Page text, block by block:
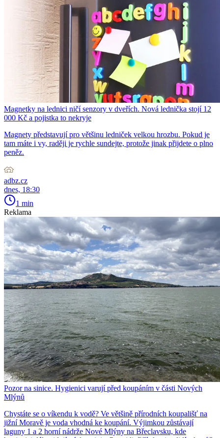
Magnetky na lednici ničí senzory v dveřích. Nová lednička stojí 12
000 Kč a pojistka to nekryje
Magnety představují pro většinu ledniček velkou hrozbu. Pokud je
tam máte i vy, raději je rychle sundejte, protože jinak přijdete o plno
peněz.
adbz.cz
dnes, 18:30
1 min
Reklama
Pozor na sinice. Hygienici varují před koupáním v části Nových
Mlýnů
Chystáte se o víkendu k vodě? Ve většině přírodních koupališť na
jižní Moravě je voda vhodná ke koupání. Výjimkou zůstávají
laguny 1 a 2 horní nádrže Nové Mlýny na Břeclavsku, kde